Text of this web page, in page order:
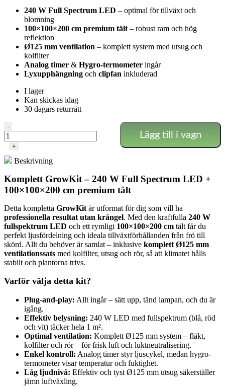
240 W Full Spectrum LED – optimal för tillväxt och
blomning
100×100×200 cm premium tält – robust ram och hög
reflektion
Ø125 mm ventilation – komplett system med utsug och
kolfilter
Analog timer & Hygro-termometer ingår
Lyxupphängning och clipfan inkluderad
I lager
Kan skickas idag
30 dagars returrätt
Komplett
odlingskit
–
LED-
mängd
-
+
Lägg till i vagn
Beskrivning
Komplett GrowKit – 240 W Full Spectrum LED +
100×100×200 cm premium tält
Detta kompletta GrowKit är utformat för dig som vill ha
professionella resultat utan krångel. Med den kraftfulla 240 W
fullspektrum LED och ett rymligt 100×100×200 cm tält får du
perfekt ljusfördelning och ideala tillväxtförhållanden från frö till
skörd. Allt du behöver är samlat – inklusive komplett Ø125 mm
ventilationssats med kolfilter, utsug och rör, så att klimatet hålls
stabilt och plantorna trivs.
Varför välja detta kit?
Plug-and-play: Allt ingår – sätt upp, tänd lampan, och du är
igång.
Effektiv belysning: 240 W LED med fullspektrum (blå, röd
och vit) täcker hela 1 m².
Optimal ventilation: Komplett Ø125 mm system – fläkt,
kolfilter och rör – för frisk luft och luktneutralisering.
Enkel kontroll: Analog timer styr ljuscykel, medan hygro-
termometer visar temperatur och fuktighet.
Låg ljudnivå: Effektiv och tyst Ø125 mm utsug säkerställer
jämn luftväxling.